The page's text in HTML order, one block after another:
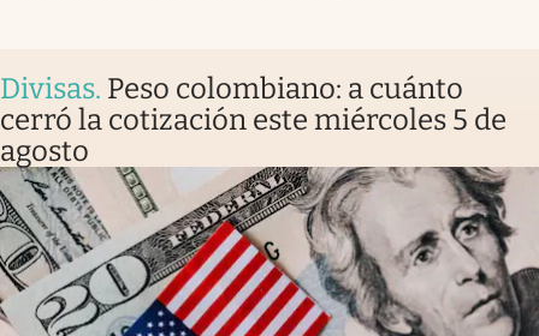
Divisas. Peso colombiano: a cuánto
cerró la cotización este miércoles 5 de
agosto